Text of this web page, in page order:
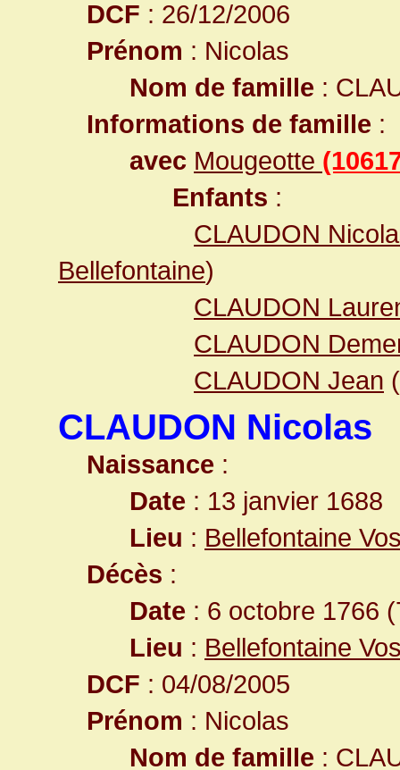
DCF : 26/12/2006
Prénom : Nicolas
Nom de famille :
Informations de famille :
avec Mougeotte
Enfants :
CLAUDON
Bellefontaine)
CLAUDON
CLAUDON
CLAUDON Jean
CLAUDON Nicolas
Naissance :
Date : 13 janvier 1688
Lieu : Bellefontaine
Décès :
Date : 6 octobre 1766
Lieu : Bellefontaine
DCF : 04/08/2005
Prénom : Nicolas
Nom de famille :